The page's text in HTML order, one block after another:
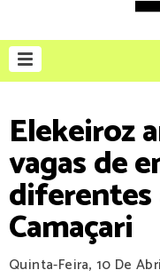
Elekeiroz
vagas de
diferentes
Camaçari
Quinta-Feira, 10 De